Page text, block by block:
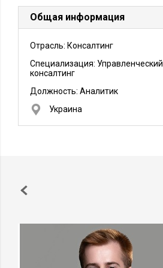
Общая информация
Отрасль: Консалтинг
Специализация: Управленческий
консалтинг
Должность: Аналитик
Украина